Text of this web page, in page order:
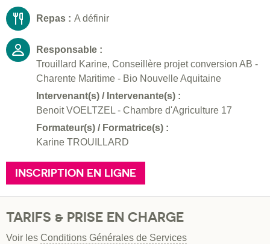
Repas : A définir
Responsable :
Trouillard Karine, Conseillère projet conversion AB -
Charente Maritime - Bio Nouvelle Aquitaine
Intervenant(s) / Intervenante(s) :
Benoit VOELTZEL - Chambre d'Agriculture 17
Formateur(s) / Formatrice(s) :
Karine TROUILLARD
INSCRIPTION EN LIGNE
TARIFS & PRISE EN CHARGE
Voir les Conditions Générales de Services